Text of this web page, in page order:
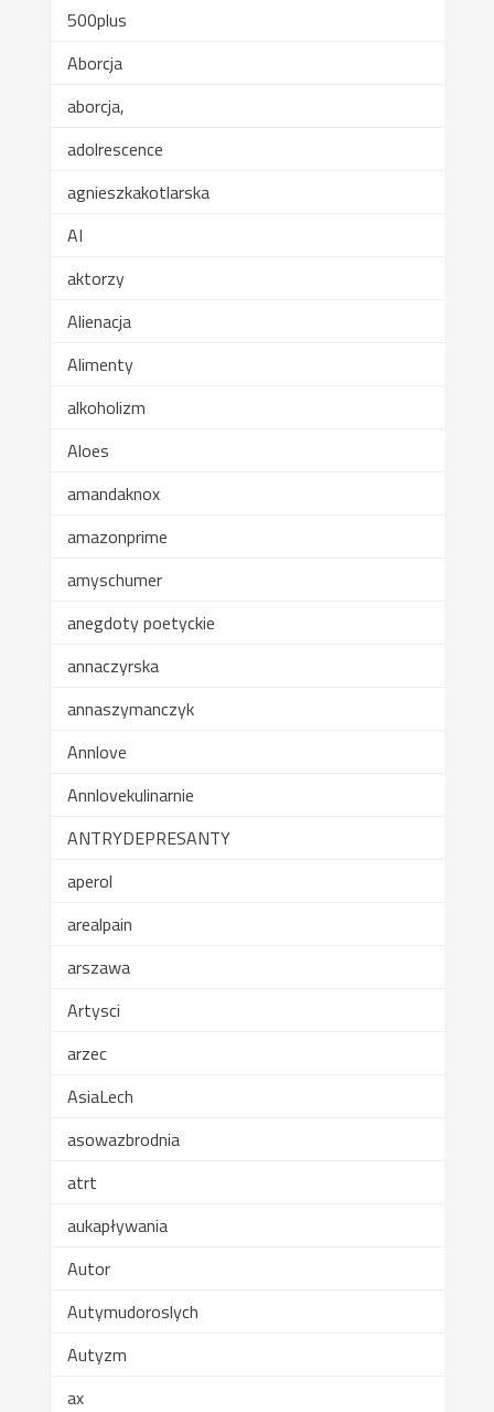
500plus
Aborcja
aborcja,
adolrescence
agnieszkakotlarska
AI
aktorzy
Alienacja
Alimenty
alkoholizm
Aloes
amandaknox
amazonprime
amyschumer
anegdoty poetyckie
annaczyrska
annaszymanczyk
Annlove
Annlovekulinarnie
ANTRYDEPRESANTY
aperol
arealpain
arszawa
Artysci
arzec
AsiaLech
asowazbrodnia
atrt
aukapływania
Autor
Autymudoroslych
Autyzm
ax